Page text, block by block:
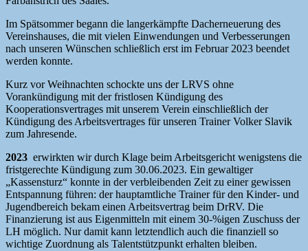
Im Spätsommer begann die langerkämpfte Dacherneuerung des
Vereinshauses, die mit vielen Einwendungen und Verbesserungen
nach unseren Wünschen schließlich erst im Februar 2023 beendet
werden konnte.
Kurz vor Weihnachten schockte uns der LRVS ohne
Vorankündigung mit der fristlosen Kündigung des
Kooperationsvertrages mit unserem Verein einschließlich der
Kündigung des Arbeitsvertrages für unseren Trainer Volker Slavik
zum Jahresende.
2023 erwirkten wir durch Klage beim Arbeitsgericht wenigstens die
fristgerechte Kündigung zum 30.06.2023. Ein gewaltiger
„Kassensturz“ konnte in der verbleibenden Zeit zu einer gewissen
Entspannung führen: der hauptamtliche Trainer für den Kinder- und
Jugendbereich bekam einen Arbeitsvertrag beim DrRV. Die
Finanzierung ist aus Eigenmitteln mit einem 30-%igen Zuschuss der
LH möglich. Nur damit kann letztendlich auch die finanziell so
wichtige Zuordnung als Talentstützpunkt erhalten bleiben.